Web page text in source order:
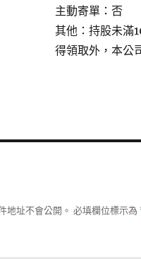
主動寄單：否
其他：持股未滿
得領取外，本公
地址不會公開。 必填欄位標示為